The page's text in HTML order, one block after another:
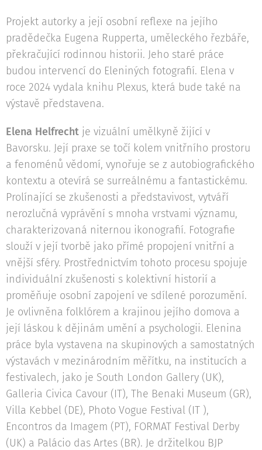
Projekt autorky a její osobní reflexe na jejího
pradědečka Eugena Rupperta, uměleckého řezbáře,
překračující rodinnou historii. Jeho staré práce
budou intervencí do Eleniných fotografií. Elena v
roce 2024 vydala knihu Plexus, která bude také na
výstavě představena.
Elena Helfrecht je vizuální umělkyně žijící v
Bavorsku. Její praxe se točí kolem vnitřního prostoru
a fenoménů vědomí, vynořuje se z autobiografického
kontextu a otevírá se surreálnému a fantastickému.
Prolínající se zkušenosti a představivost, vytváří
nerozlučná vyprávění s mnoha vrstvami významu,
charakterizovaná niternou ikonografií. Fotografie
slouží v její tvorbě jako přímé propojení vnitřní a
vnější sféry. Prostřednictvím tohoto procesu spojuje
individuální zkušenosti s kolektivní historií a
proměňuje osobní zapojení ve sdílené porozumění.
Je ovlivněna folklórem a krajinou jejího domova a
její láskou k dějinám umění a psychologii. Elenina
práce byla vystavena na skupinových a samostatných
výstavách v mezinárodním měřítku, na institucích a
festivalech, jako je South London Gallery (UK),
Galleria Civica Cavour (IT), The Benaki Museum (GR),
Villa Kebbel (DE), Photo Vogue Festival (IT ),
Encontros da Imagem (PT), FORMAT Festival Derby
(UK) a Palácio das Artes (BR). Je držitelkou BJP